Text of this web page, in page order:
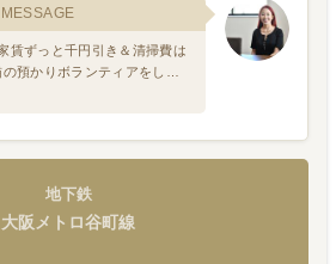
MESSAGE
賃ずっと千円引き＆清掃費は
預かりボランティアをしな
の猫が入居中です。
地下鉄
大阪メトロ谷町線